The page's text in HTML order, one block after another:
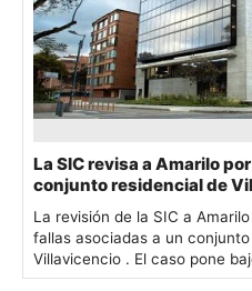
La SIC revisa a Amarilo
conjunto residencial de
La revisión de la SIC a
fallas asociadas a un
Villavicencio . El caso pone